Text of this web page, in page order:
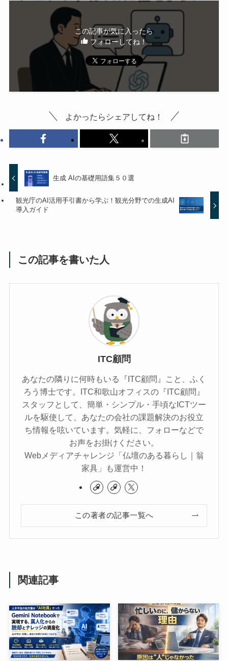
この記事が気に入ったら
フォローしてね！
よかったらシェアしてね！
生成 AIの基礎用語集５０選
観光庁のAI活用手引書から学ぶ！観光分野での生成AI
導入ガイド
この記事を書いた人
ITC顧問
あなたの隣りに何時もいる『ITC顧問』こと、ふく
ろう博士です。ITC和歌山オフィスの『ITC顧問』
スタッフとして、簡単・シンプル・手頃なICTツー
ルを駆使して、あなたの会社の課題解決のお役立
ち情報を呟いています。気軽に、フォローなどで
お声をお掛けください。
Webメディアチャレンジ「仏壇のある暮らし｜翁
家具」も運営中！
この著者の記事一覧へ
関連記事